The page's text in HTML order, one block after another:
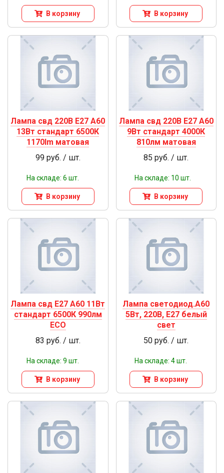
В корзину В корзину
Лампа свд 220В Е27 А60
13Вт стандарт 6500К
1170lm матовая
99 руб. / шт.
На складе: 6 шт.
В корзину
Лампа свд 220В Е27 А60
9Вт стандарт 4000К
810лм матовая
85 руб. / шт.
На складе: 10 шт.
В корзину
Лампа свд Е27 А60 11Вт
стандарт 6500К 990лм
ECO
83 руб. / шт.
На складе: 9 шт.
В корзину
Лампа светодиод.А60
5Вт, 220В, Е27 белый
свет
50 руб. / шт.
На складе: 4 шт.
В корзину